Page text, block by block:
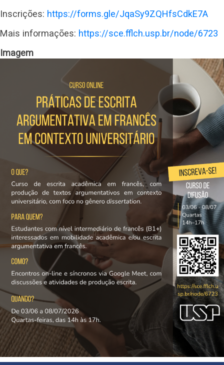
Inscrições: https://forms.gle/JqaSy9ZQHfsCdkE7A
Mais informações: https://sce.fflch.usp.br/node/6723
Imagem